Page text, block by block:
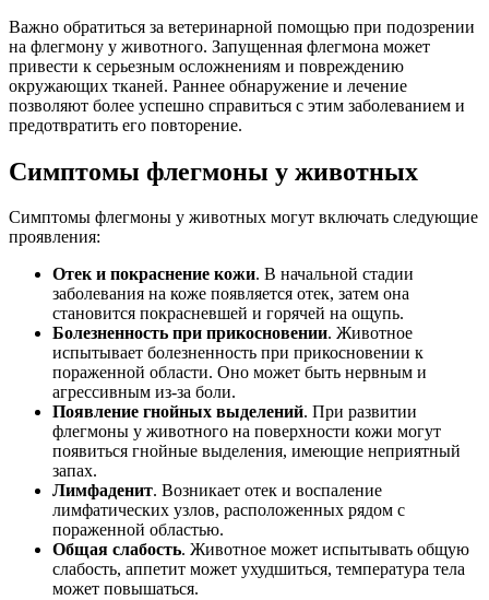
Важно обратиться за ветеринарной помощью при подозрении
на флегмону у животного. Запущенная флегмона может
привести к серьезным осложнениям и повреждению
окружающих тканей. Раннее обнаружение и лечение
позволяют более успешно справиться с этим заболеванием и
предотвратить его повторение.
Симптомы флегмоны у животных
Симптомы флегмоны у животных могут включать следующие
проявления:
Отек и покраснение кожи. В начальной стадии
заболевания на коже появляется отек, затем она
становится покрасневшей и горячей на ощупь.
Болезненность при прикосновении. Животное
испытывает болезненность при прикосновении к
пораженной области. Оно может быть нервным и
агрессивным из-за боли.
Появление гнойных выделений. При развитии
флегмоны у животного на поверхности кожи могут
появиться гнойные выделения, имеющие неприятный
запах.
Лимфаденит. Возникает отек и воспаление
лимфатических узлов, расположенных рядом с
пораженной областью.
Общая слабость. Животное может испытывать общую
слабость, аппетит может ухудшиться, температура тела
может повышаться.